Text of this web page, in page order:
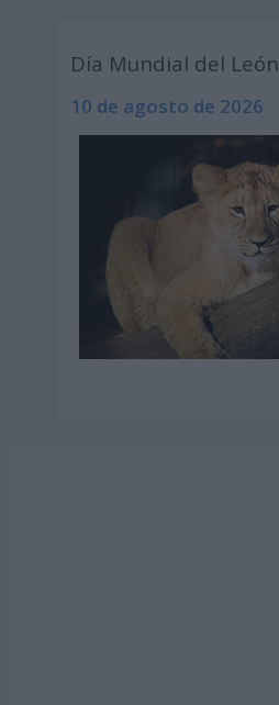
Día Mundial del León
10 de agosto de 2026